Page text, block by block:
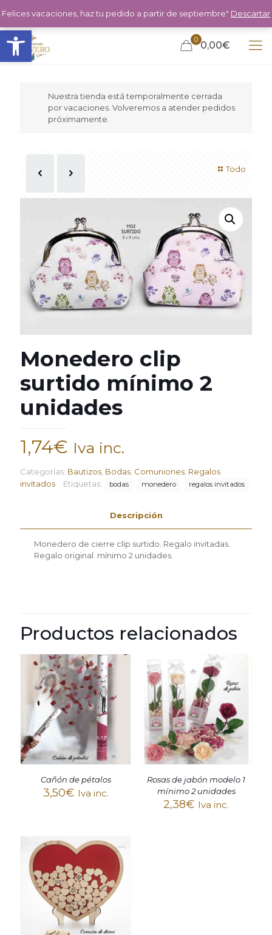
Abrir barra de herramientas 0 0,00€
Nuestra tienda está temporalmente cerrada
por vacaciones. Volveremos a atender pedidos
próximamente.
Todo
Monedero clip
surtido mínimo 2
unidades
1,74€ Iva inc.
Categorías: Bautizos Bodas Comuniones Regalos
invitados
Etiquetas: bodas monedero regalos invitados
Descripción
Monedero de cierre clip surtido. Regalo invitadas.
Regalo original. mínimo 2 unidades.
Productos relacionados
Cañón de pétalos
3,50€ Iva inc.
Rosas de jabón modelo 1
mínimo 2 unidades
2,38€ Iva inc.
Felices vacaciones, haz tu pedido a partir de septiembre" Descartar